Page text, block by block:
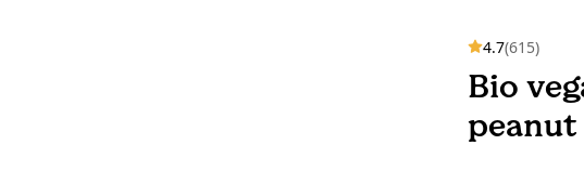
4.7(615)
Bio
peanut